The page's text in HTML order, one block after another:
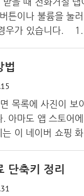
의 그러나가 잘
법입니다. 1. '시리
튼이나 불륨을 눌
우가 있습니다. 1.
화가 오지않는 상
키입니다. 하지만 전
는 것은 애플페이
튼 두번 눌러 전화
법
목록에 사진이 보
아마도 앱 스토어에
이 네이버 쇼핑
슬라이드하여 비활
는 화면입니다. 이
단축키 정리